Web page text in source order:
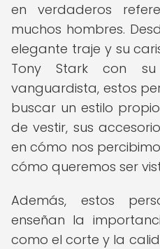
en verdaderos
muchos hombres.
elegante traje y su
Tony Stark con
vanguardista, estos
buscar un estilo
de vestir, sus
en cómo nos
cómo queremos ser
Además, estos
enseñan la
como el corte y la